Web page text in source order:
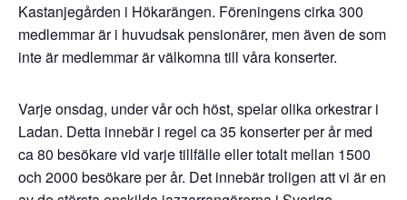
Kastanjegården i Hökarängen. Föreningens cirka 300
medlemmar är i huvudsak pensionärer, men även de som
inte är medlemmar är välkomna till våra konserter.
Varje onsdag, under vår och höst, spelar olika orkestrar i
Ladan. Detta innebär i regel ca 35 konserter per år med
ca 80 besökare vid varje tillfälle eller totalt mellan 1500
och 2000 besökare per år. Det innebär troligen att vi är en